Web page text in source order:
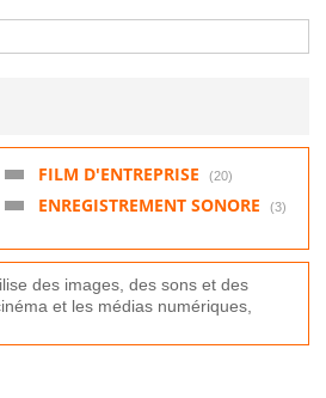
FILM D'ENTREPRISE (20)
ENREGISTREMENT SONORE (3)
ise des images des sons et des
inéma et les médias numériques